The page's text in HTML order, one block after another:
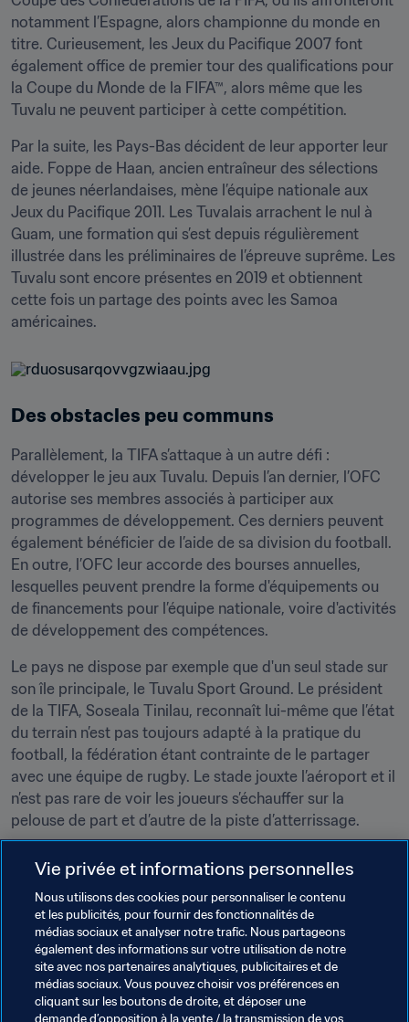
notamment l’Espagne, alors championne du monde en
titre. Curieusement, les Jeux du Pacifique 2007 font
également office de premier tour des qualifications pour
la Coupe du Monde de la FIFA™, alors même que les
Tuvalu ne peuvent participer à cette compétition.
Par la suite, les Pays-Bas décident de leur apporter leur
aide. Foppe de Haan, ancien entraîneur des sélections
de jeunes néerlandaises, mène l’équipe nationale aux
Jeux du Pacifique 2011. Les Tuvalais arrachent le nul à
Guam, une formation qui s’est depuis régulièrement
illustrée dans les préliminaires de l’épreuve suprême. Les
Tuvalu sont encore présentes en 2019 et obtiennent
cette fois un partage des points avec les Samoa
américaines.
Des obstacles peu communs
Parallèlement, la TIFA s’attaque à un autre défi :
développer le jeu aux Tuvalu. Depuis l’an dernier, l’OFC
autorise ses membres associés à participer aux
programmes de développement. Ces derniers peuvent
également bénéficier de l’aide de sa division du football.
En outre, l’OFC leur accorde des bourses annuelles,
lesquelles peuvent prendre la forme d'équipements ou
de financements pour l’équipe nationale, voire d'activités
de développement des compétences.
Le pays ne dispose par exemple que d'un seul stade sur
son île principale, le Tuvalu Sport Ground. Le président
de la TIFA, Soseala Tinilau, reconnaît lui-même que l’état
du terrain n’est pas toujours adapté à la pratique du
football, la fédération étant contrainte de le partager
avec une équipe de rugby. Le stade jouxte l’aéroport et il
n’est pas rare de voir les joueurs s’échauffer sur la
pelouse de part et d’autre de la piste d’atterrissage.
relativement modeste, le football reste incontournable.
Les Tuvalu comptent ainsi huit clubs, qui représentent
chacun une île. Chacun de ces clubs aligne deux équipes
masculines et, grâce au soutien des entreprises locales,
plusieurs compétitions sont organisées chaque année.
Chaque club possède aussi une section féminine et,
Vie privée et informations personnelles
Nous utilisons des cookies pour personnaliser le contenu
et les publicités, pour fournir des fonctionnalités de
médias sociaux et analyser notre trafic. Nous partageons
également des informations sur votre utilisation de notre
site avec nos partenaires analytiques, publicitaires et de
médias sociaux. Vous pouvez choisir vos préférences en
cliquant sur les boutons de droite, et déposer une
demande d’opposition à la vente / la transmission de vos